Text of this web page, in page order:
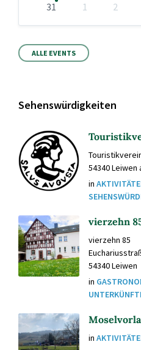
31
1 2
den
Kalendertagen
ALLE EVENTS
Sehenswürdigkeiten
54340 Leiwen
in
vierzehn
vierzehn 85
54340 Leiwen
in
in